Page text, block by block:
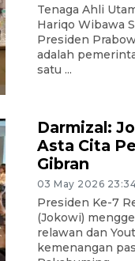
Tenaga Ahli
Hariqo Wibawa
Presiden
adalah
satu ...
Darmizal:
Asta Cita
Gibran
03 May 2026
Presiden Ke-7
(Jokowi)
relawan dan
kemenangan